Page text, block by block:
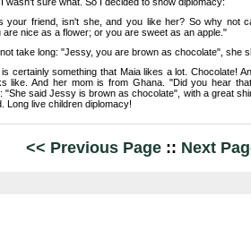
wasn't sure what. So I decided to show diplomacy:
your friend, isn't she, and you like her? So why not
are nice as a flower; or you are sweet as an apple."
take long: "Jessy, you are brown as chocolate", she
is certainly something that Maia likes a lot. Chocolate!
like. And her mom is from Ghana. "Did you hear
"She said Jessy is brown as chocolate", with a great
Long live children diplomacy!
<< Previous Page:: Next